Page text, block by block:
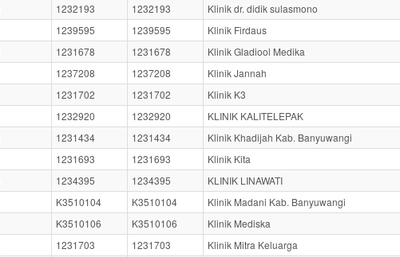
1232193 1232193
Klinik dr. didik sulasmono
1239595 1239595
Klinik Firdaus
1231678 1231678
Klinik Gladiool Medika
1237208 1237208
Klinik Jannah
1231702 1231702
Klinik K3
1232920 1232920
KLINIK KALITELEPAK
1231434 1231434
Klinik Khadijah Kab. Banyuwangi
1231693 1231693
Klinik Kita
1234395 1234395
KLINIK LINAWATI
K3510104 K3510104
Klinik Madani Kab. Banyuwangi
K3510106 K3510106
Klinik Mediska
1231703 1231703
Klinik Mitra Keluarga